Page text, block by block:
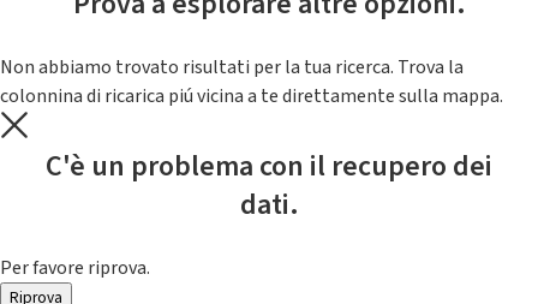
Non abbiamo trovato risultati per la tua ricerca. Trova la
colonnina di ricarica piú vicina a te direttamente sulla mappa.
C'è un problema con il recupero dei
dati.
Per favore riprova.
Riprova